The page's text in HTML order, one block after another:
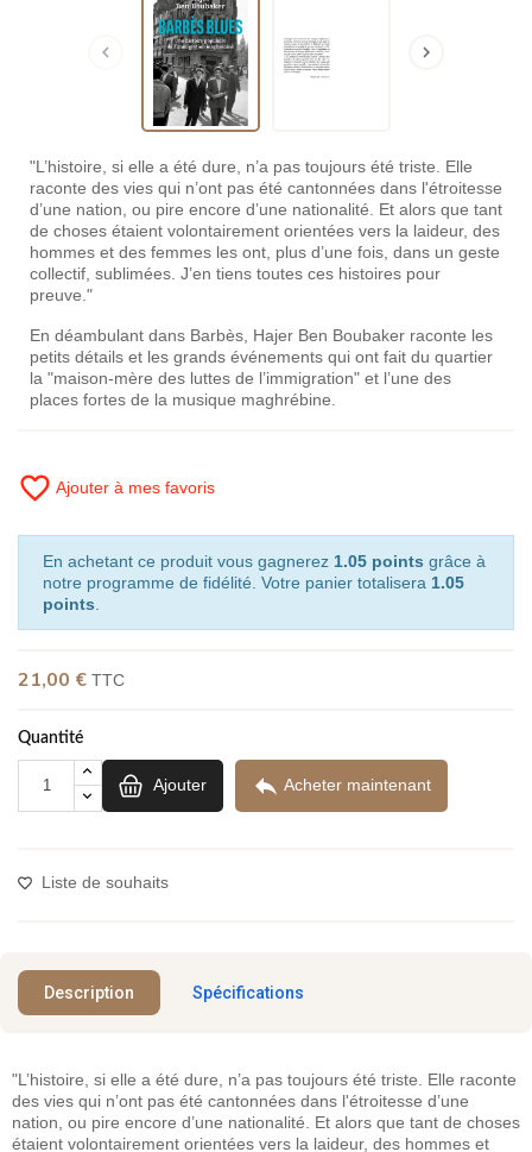
 
"L’histoire, si elle a été dure, n’a pas toujours été triste. Elle
raconte des vies qui n’ont pas été cantonnées dans l'étroitesse
d’une nation, ou pire encore d’une nationalité. Et alors que tant
de choses étaient volontairement orientées vers la laideur, des
hommes et des femmes les ont, plus d’une fois, dans un geste
collectif, sublimées. J’en tiens toutes ces histoires pour
preuve."
En déambulant dans Barbès, Hajer Ben Boubaker raconte les
petits détails et les grands événements qui ont fait du quartier
la "maison-mère des luttes de l’immigration" et l’une des
places fortes de la musique maghrébine.
favorite_border Ajouter à mes favoris
En achetant ce produit vous gagnerez 1.05 points grâce à
notre programme de fidélité. Votre panier totalisera 1.05
points
21,00 € TTC
Quantité
Ajouter  Acheter maintenant
Liste de souhaits
Description Spécifications
"L’histoire, si elle a été dure, n’a pas toujours été triste. Elle raconte
des vies qui n’ont pas été cantonnées dans l'étroitesse d’une
nation, ou pire encore d’une nationalité. Et alors que tant de choses
étaient volontairement orientées vers la laideur, des hommes et